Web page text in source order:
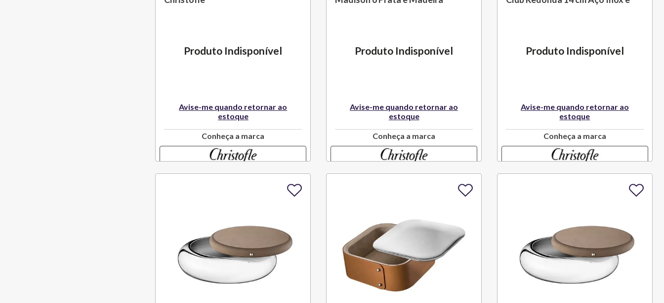
Produto Indisponível
Avise-me quando retornar ao
estoque
Conheça a marca
Produto Indisponível
Avise-me quando retornar ao
estoque
Conheça a marca
Produto Indisponível
Avise-me quando retornar ao
estoque
Conheça a marca